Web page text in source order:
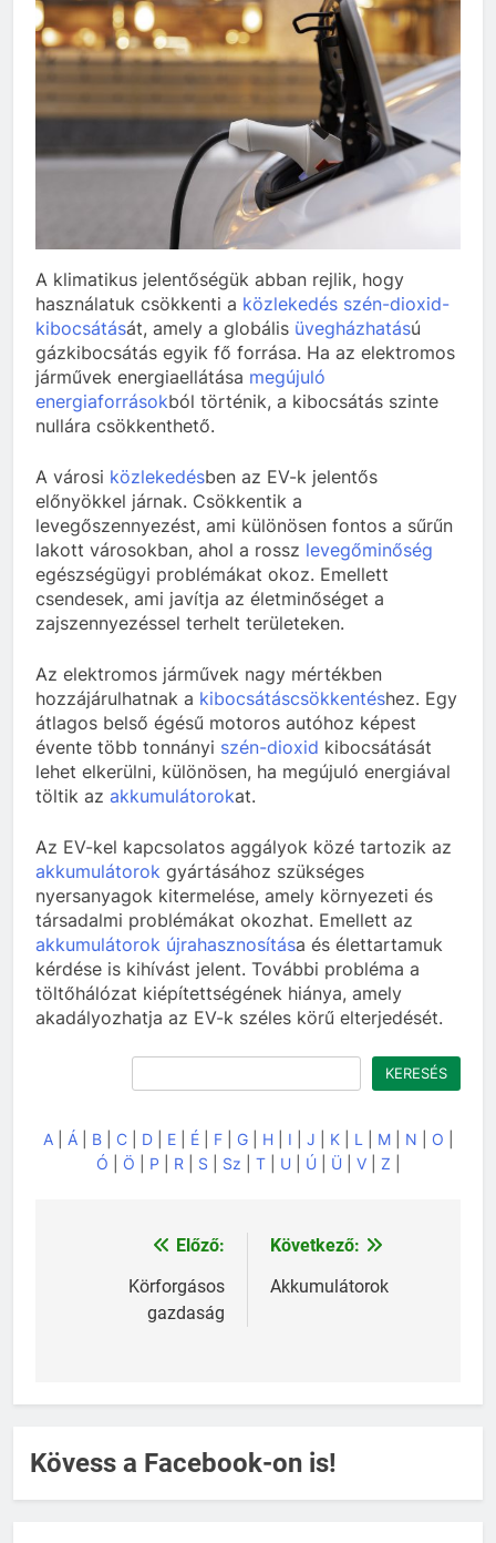
A klimatikus jelentőségük abban rejlik, hogy
használatuk csökkenti a közlekedés szén-dioxid-
kibocsátását, amely a globális üvegházhatású
gázkibocsátás egyik fő forrása. Ha az elektromos
járművek energiaellátása megújuló
energiaforrásokból történik, a kibocsátás szinte
nullára csökkenthető.
A városi közlekedésben az EV-k jelentős
előnyökkel járnak. Csökkentik a
levegőszennyezést, ami különösen fontos a sűrűn
lakott városokban, ahol a rossz levegőminőség
egészségügyi problémákat okoz. Emellett
csendesek, ami javítja az életminőséget a
zajszennyezéssel terhelt területeken.
Az elektromos járművek nagy mértékben
hozzájárulhatnak a kibocsátáscsökkentéshez. Egy
átlagos belső égésű motoros autóhoz képest
évente több tonnányi szén-dioxid kibocsátását
lehet elkerülni, különösen, ha megújuló energiával
töltik az akkumulátorokat.
Az EV-kel kapcsolatos aggályok közé tartozik az
akkumulátorok gyártásához szükséges
nyersanyagok kitermelése, amely környezeti és
társadalmi problémákat okozhat. Emellett az
akkumulátorok újrahasznosítása és élettartamuk
kérdése is kihívást jelent. További probléma a
töltőhálózat kiépítettségének hiánya, amely
akadályozhatja az EV-k széles körű elterjedését.
KERESÉS
A| Á| B| C| D| E| É| F| G| H| I J K| L M| N O
Ó
Ö P R S Sz T| U| Ú| Ü| V| Z
Bejegyzés
navigáció
Előző:
Körforgásos
gazdaság
Következő:
Akkumulátorok
Kövess a Facebook-on is!